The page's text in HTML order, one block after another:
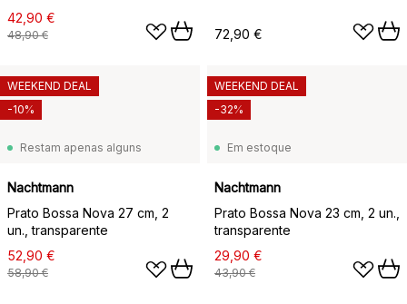
42,90 €
48,90 € 72,90 €
Restam apenas alguns
Nachtmann
Prato Bossa Nova 27 cm, 2
un., transparente
52,90 €
58,90 €
WEEKEND DEAL
-10%
Em estoque
Nachtmann
Prato Bossa Nova 23 cm, 2 un.,
transparente
29,90 €
43,90 €
WEEKEND DEAL
-32%